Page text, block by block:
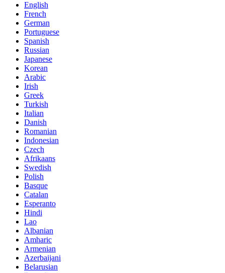
English
French
German
Portuguese
Spanish
Russian
Japanese
Korean
Arabic
Irish
Greek
Turkish
Italian
Danish
Romanian
Indonesian
Czech
Afrikaans
Swedish
Polish
Basque
Catalan
Esperanto
Hindi
Lao
Albanian
Amharic
Armenian
Azerbaijani
Belarusian